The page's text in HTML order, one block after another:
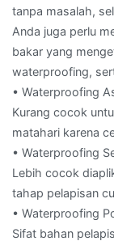
tanpa masalah,
Anda juga perlu
bakar yang
waterproofing,
• Waterproofing
Kurang cocok
matahari karena
• Waterproofing
Lebih cocok
tahap pelapisan
• Waterproofing
Sifat bahan